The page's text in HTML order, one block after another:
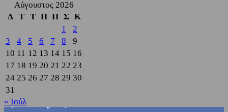
Αύγουστος 2026
Δ
Τ Τ Π Π Σ Κ
1
2
3
4 5 6 7 8
9
10 11 12 13 14 15 16
17 18 19 20 21 22 23
24 25 26 27 28 29 30
31
« Ιούλ
3,822